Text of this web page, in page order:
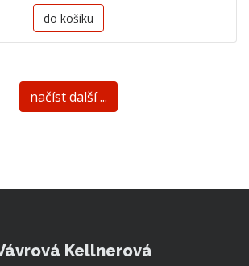
do košíku
načíst další ...
Kellnerová